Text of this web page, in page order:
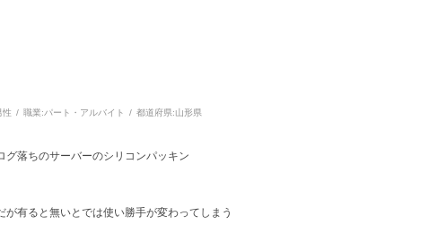
性 職業:パート・アルバイト 都道府県:山形県
グ落ちのサーバーのシリコンパッキン
有ると無いとでは使い勝手が変わってしまう